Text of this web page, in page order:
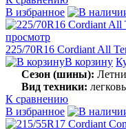
В избранное
просмотр
225/70R16 Cordiant All
В корзину
Сезон (шины):
Вид техники:
К сравнению
В избранное